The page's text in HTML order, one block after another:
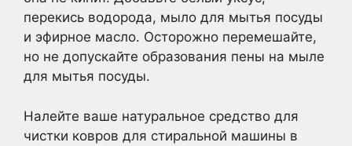
перекись водорода, мыло для мытья посуды
и эфирное масло. Осторожно перемешайте,
но не допускайте образования пены на мыле
для мытья посуды.
Налейте ваше натуральное средство для
чистки ковров для стиральной машины в